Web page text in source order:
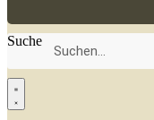
Suche